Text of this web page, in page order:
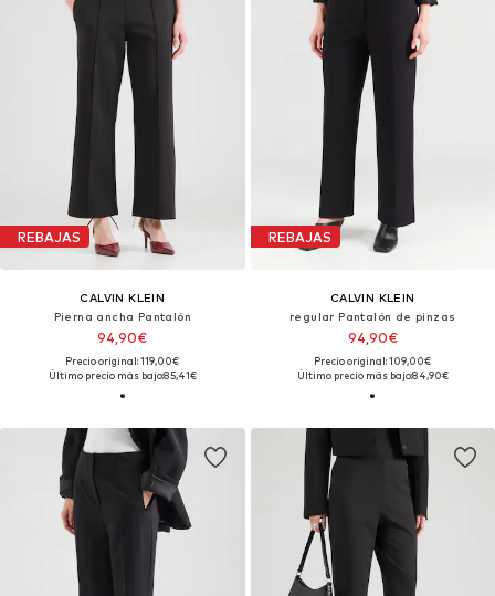
REBAJAS
CALVIN KLEIN
Pierna ancha Pantalón
94,90€
Precio original: 119,00€
Último precio más bajo:85,41€
REBAJAS
CALVIN KLEIN
regular Pantalón de pinzas
94,90€
Precio original: 109,00€
Último precio más bajo:84,90€